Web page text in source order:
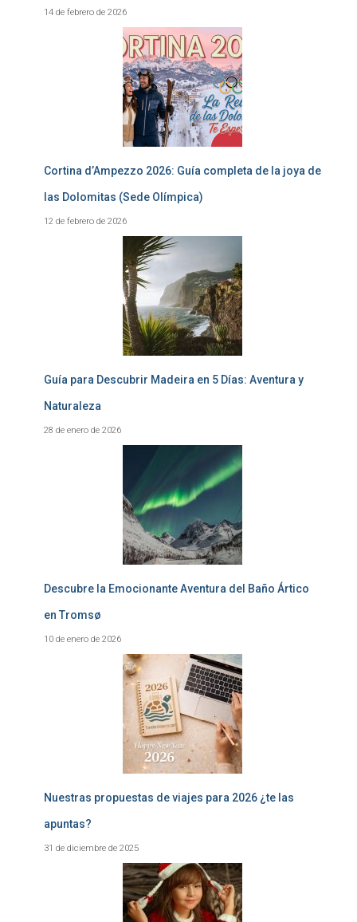
14 de febrero de 2026
Cortina d’Ampezzo 2026: Guía completa de la joya de
las Dolomitas (Sede Olímpica)
12 de febrero de 2026
Guía para Descubrir Madeira en 5 Días: Aventura y
Naturaleza
28 de enero de 2026
Descubre la Emocionante Aventura del Baño Ártico
en Tromsø
10 de enero de 2026
Nuestras propuestas de viajes para 2026 ¿te las
apuntas?
31 de diciembre de 2025